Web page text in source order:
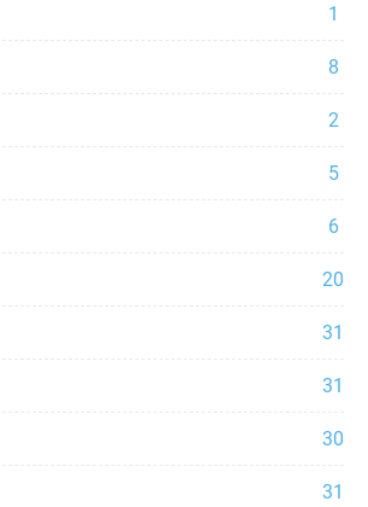
1
8
2
5
6
20
31
31
30
31